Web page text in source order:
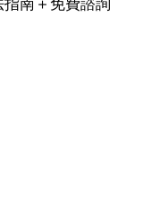
南＋免費諮詢